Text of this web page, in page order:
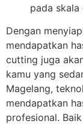
pada skala
Dengan
mendapatkan
cutting juga
kamu yang
Magelang,
mendapatkan
profesional.